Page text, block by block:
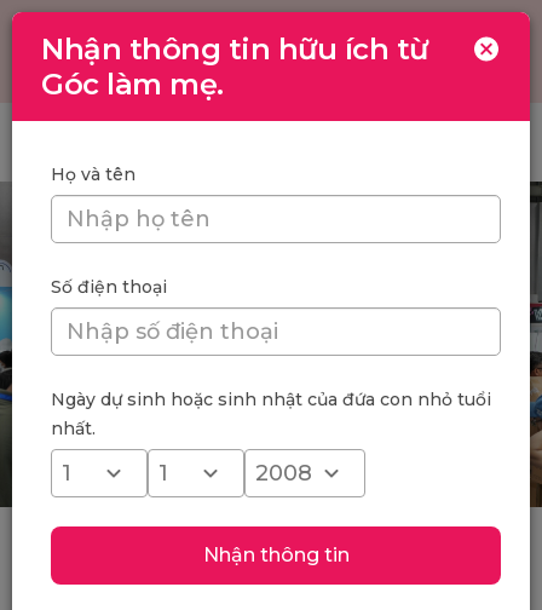
Toggle
navigation
Nhận thông tin hữu ích từ
Góc làm mẹ.
Họ và tên
Số điện thoại
Ngày dự sinh hoặc sinh nhật của đứa con nhỏ tuổi
nhất.
Nhận thông tin
Góc Làm Mẹ tham dự Vietbaby Fair HCM lần thứ 11